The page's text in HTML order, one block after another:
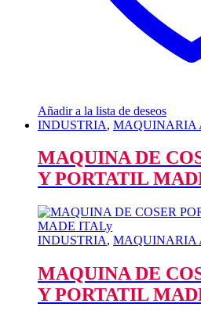
Añadir a la lista de deseos
INDUSTRIA, MAQUINARIA
MAQUINA DE
Y PORTATIL
INDUSTRIA, MAQUINARIA
MAQUINA DE
Y PORTATIL